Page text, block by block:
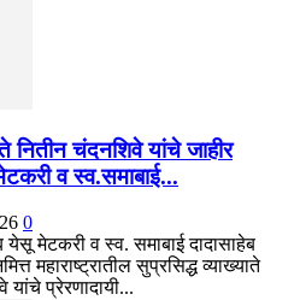
नितीन चंदनशिवे यांचे जाहीर
व स्व.समाबाई...
0
येसू मेटकरी व स्व. समाबाई दादासाहेब
महाराष्ट्रातील सुप्रसिद्ध व्याख्याते
प्रेरणादायी...